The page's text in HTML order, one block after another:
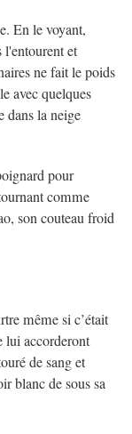
En le voyant,
l'entourent et
ne fait le poids
avec quelques
dans la neige
pour
comme
son couteau froid
même si c’était
lui accorderont
de sang et
blanc de sous sa